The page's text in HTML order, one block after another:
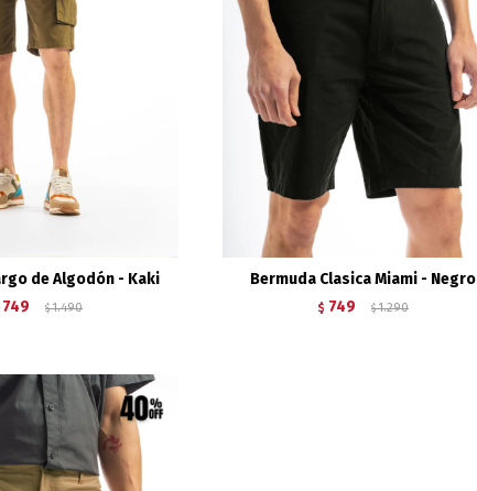
de Algodón - Kaki
749 $ 1.490
Bermuda Clasica Miami - Negro
$ 749 $ 1.290